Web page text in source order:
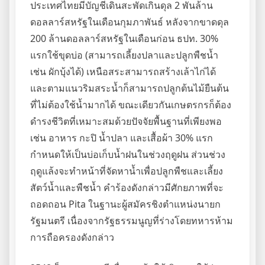
ประเทศไทยมีบัญชีเดินสะพัดเกินดุล 2 พันล้าน
ดอลลาร์สหรัฐในเดือนกุมภาพันธ์ หลังจากขาดดุล
200 ล้านดอลลาร์สหรัฐในเดือนก่อน ธปท. 30%
แรกใช้ขุดบ่อ (สามารถเลี้ยงปลาและปลูกพืชน้ำ
เช่น ผักบุ้งได้) เหนือสระสามารถสร้างเล้าไก่ได้
และตามแนวริมสระน้ำก็สามารถปลูกต้นไม้ยืนต้น
ที่ไม่ต้องใช้น้ำมากได้ ขณะเดียวกันเกษตรกรก็ต้อง
ดำรงชีวิตที่เหมาะสมด้วยปัจจัยพื้นฐานที่เพียงพอ
เช่น อาหาร กะปิ น้ำปลา และเสื้อผ้า 30% แรก
กำหนดให้เป็นบ่อเก็บน้ำฝนในช่วงฤดูฝน ส่วนช่วง
ฤดูแล้งจะทำหน้าที่จัดหาน้ำเพื่อปลูกพืชและเลี้ยง
สัตว์น้ำและพืชน้ำ คำร้องดังกล่าวมีศักยภาพที่จะ
ถอดถอน Pita ในฐานะผู้สมัครชิงตำแหน่งนายก
รัฐมนตรี เนื่องจากรัฐธรรมนูญที่ร่างโดยทหารห้าม
การถือครองดังกล่าว